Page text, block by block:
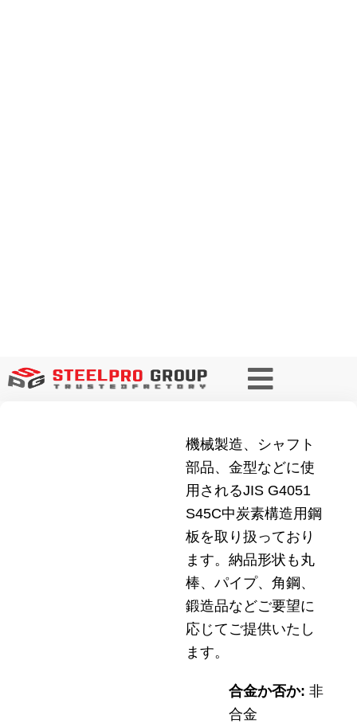
機械製造、シャフト
部品、金型などに使
用されるJIS G4051
S45C中炭素構造用鋼
板を取り扱っており
ます。納品形状も丸
棒、パイプ、角鋼、
鍛造品などご要望に
応じてご提供いたし
ます。
合金か否か: 非
合金